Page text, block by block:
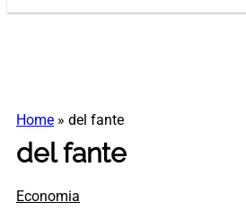
Home » del fante
del fante
Economia